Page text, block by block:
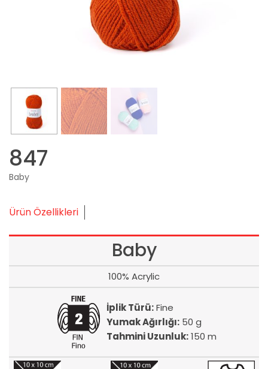
847
Baby
Ürün Özellikleri
Baby
100% Acrylic
İplik Türü:Fine
Yumak Ağırlığı: 50 g
Tahmini Uzunluk:150 m